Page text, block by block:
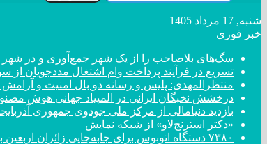
شنبه, 17 مرداد 1405
خبر فوری
سگ‌های بلاصاحب را از یک شهر جمع‌آوری و در شهر
تسریع در فرآیند پرداخت وام اشتغال مددجویان از
منتظرالمهدی: پلیس و رسانه دو بال امنیت و آرامش
درخشش نخبگان ایرانی در المپیاد جهانی هوش مصنوعی
بازدید دنیامالی از مرکز ملی جودوی جمهوری
«دکتر استرنج‌لاو» از شبکه نمایش
۷۳۸۰ دستگاه اتوبوس برای جابه‌جایی زائران اربعین به کارگیری شد